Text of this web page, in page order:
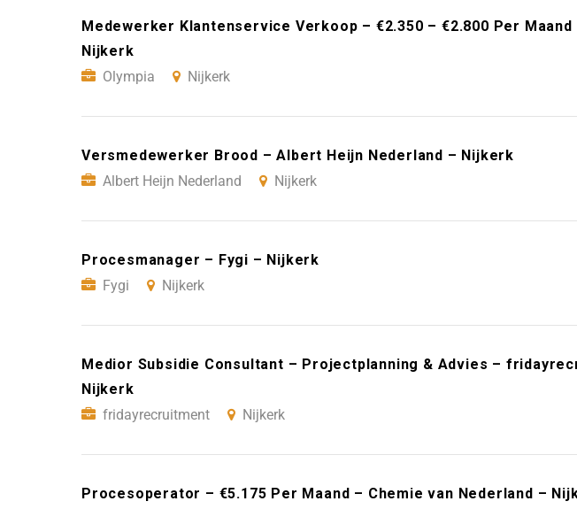
Medewerker Klantenservice Verkoop – €2.350 – €2.800 Per Maand
Nijkerk
Olympia
Nijkerk
Versmedewerker Brood – Albert Heijn Nederland – Nijkerk
Albert Heijn Nederland
Nijkerk
Procesmanager – Fygi – Nijkerk
Fygi
Nijkerk
Medior Subsidie Consultant – Projectplanning & Advies –
Nijkerk
fridayrecruitment
Nijkerk
Procesoperator – €5.175 Per Maand – Chemie van Nederland –